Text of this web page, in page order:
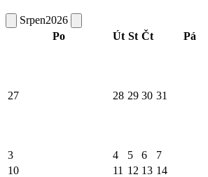
Srpen2026
Po
Út St Čt Pá
27 28 29 30 31
3 4 5 6 7
10
11 12 13 14